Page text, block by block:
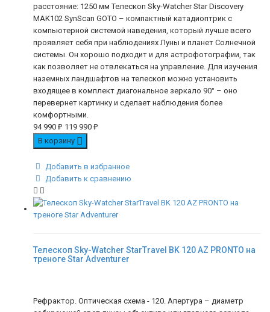
расстояние: 1250 мм Телескоп Sky-Watcher Star Discovery
MAK102 SynScan GOTO – компактный катадиоптрик с
компьютерной системой наведения, который лучше всего
проявляет себя при наблюдениях Луны и планет Солнечной
системы. Он хорошо подходит и для астрофотографии, так
как позволяет не отвлекаться на управление. Для изучения
наземных ландшафтов на телескоп можно установить
входящее в комплект диагональное зеркало 90° – оно
перевернет картинку и сделает наблюдения более
комфортными.
94 990 ₽ 119 990 ₽
В корзину
Добавить в избранное
Добавить к сравнению
Телескоп Sky-Watcher StarTravel BK 120 AZ PRONTO на
треноге Star Adventurer
Рефрактор. Оптическая схема - 120. Апертура – диаметр